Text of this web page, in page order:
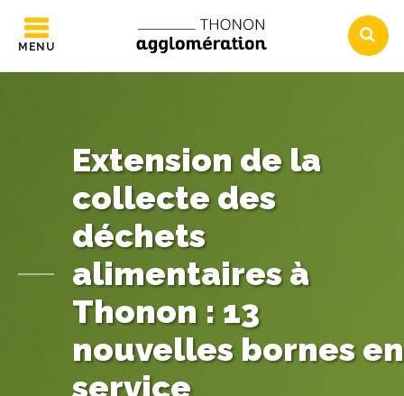
MENU
Extension de la
collecte des
déchets
alimentaires à
Thonon : 13
nouvelles bornes en
service